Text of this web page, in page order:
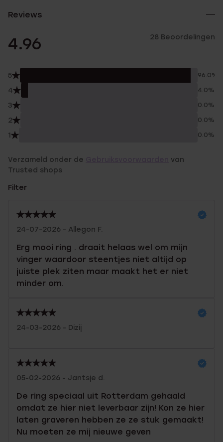
Reviews
4.96 28 Beoordelingen
5 96.0%
4 4.0%
3 0.0%
2 0.0%
1 0.0%
Verzameld onder de
van
Trusted shops
Filter
24-07-2026 - Allegon F.
Erg mooi ring . draait helaas wel om mijn
vinger waardoor steentjes niet altijd op
juiste plek ziten maar maakt het er niet
minder om.
24-03-2026 - Dizij
05-02-2026 - Jantsje d.
De ring speciaal uit Rotterdam gehaald
omdat ze hier niet leverbaar zijn! Kon ze hier
laten graveren hebben ze ze stuk gemaakt!
Nu moeten ze mij nieuwe geven